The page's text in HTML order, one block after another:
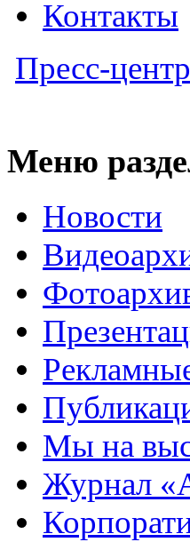
Контакты
Пресс-
Меню
Новости
Мы на
Журнал